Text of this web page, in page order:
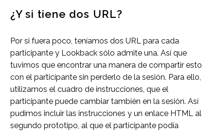
¿Y si tiene dos URL?
Por si fuera poco, teníamos dos URL para cada
participante y Lookback sólo admite una. Así que
tuvimos que encontrar una manera de compartir esto
con el participante sin perderlo de la sesión. Para ello,
utilizamos el cuadro de instrucciones, que el
participante puede cambiar también en la sesión. Así
pudimos incluir las instrucciones y un enlace HTML al
segundo prototipo, al que el participante podía